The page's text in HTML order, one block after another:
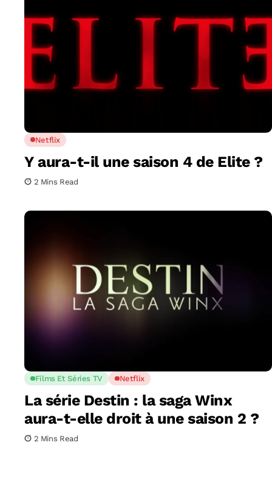
Netflix
Y aura-t-il une saison 4 de Elite ?
2 Mins Read
Films Et Séries TV Netflix
La série Destin : la saga Winx
aura-t-elle droit à une saison 2 ?
2 Mins Read